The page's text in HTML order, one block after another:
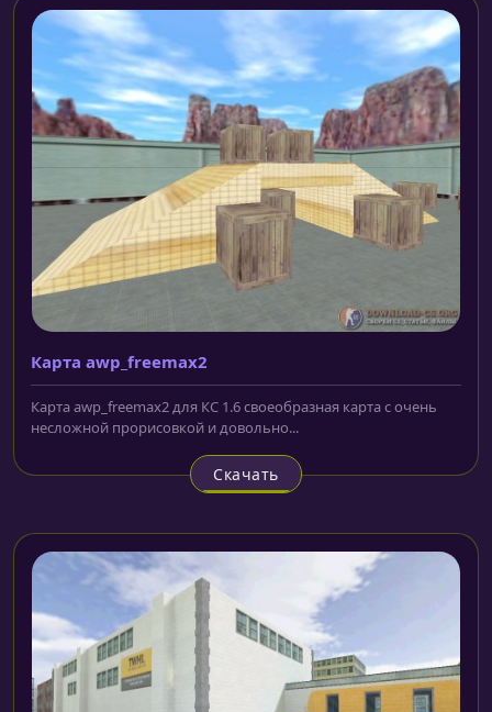
Карта awp_freemax2
Карта awp_freemax2 для КС 1.6 своеобразная карта с очень
несложной прорисовкой и довольно...
Скачать